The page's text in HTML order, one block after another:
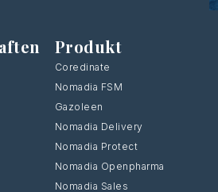
Produkt
Coredinate
Nomadia FSM
Gazoleen
Nomadia Delivery
Nomadia Protect
Nomadia Openpharma
Nomadia Sales